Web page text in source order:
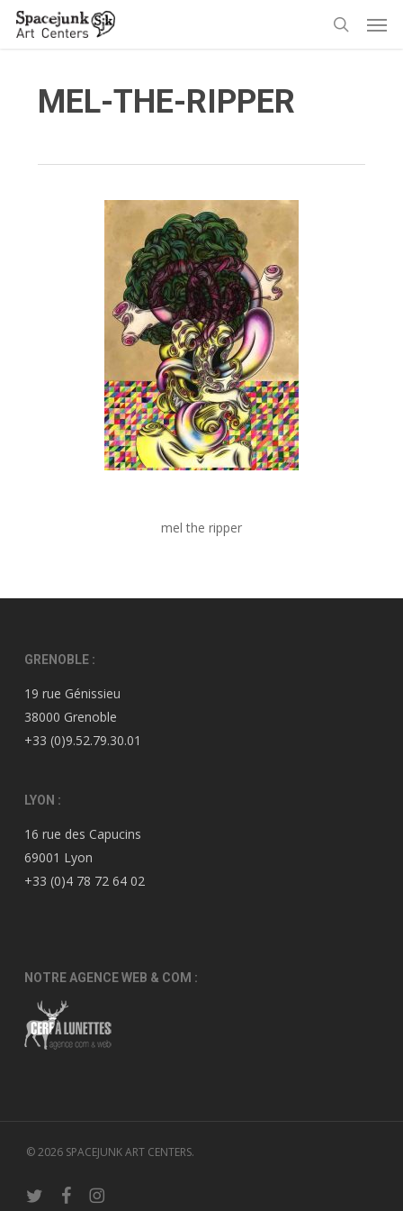
Skip
MEL-THE-RIPPER
mel the ripper
GRENOBLE :
19 rue Génissieu
38000 Grenoble
+33 (0)9.52.79.30.01
LYON :
16 rue des Capucins
69001 Lyon
+33 (0)4 78 72 64 02
NOTRE AGENCE WEB & COM :
© 2026 SPACEJUNK ART CENTERS.
twitter facebookinstagram